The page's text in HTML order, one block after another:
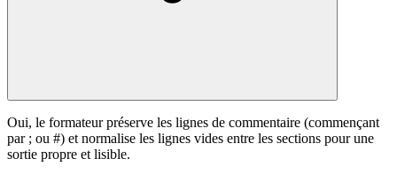
Oui, le formateur préserve les lignes de commentaire (commençant
par ; ou #) et normalise les lignes vides entre les sections pour une
sortie propre et lisible.